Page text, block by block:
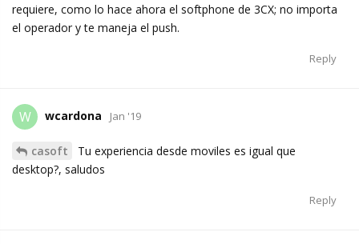
requiere, como lo hace ahora el softphone de 3CX; no importa
el operador y te maneja el push.
Reply
W wcardona Jan '19
casoft
Tu experiencia desde moviles es igual que
desktop?, saludos
Reply